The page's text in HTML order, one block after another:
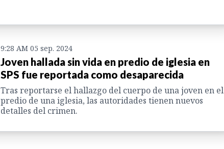
9:28 AM 05 sep. 2024
Joven hallada sin vida en predio de iglesia en
SPS fue reportada como desaparecida
Tras reportarse el hallazgo del cuerpo de una joven en el
predio de una iglesia, las autoridades tienen nuevos
detalles del crimen.